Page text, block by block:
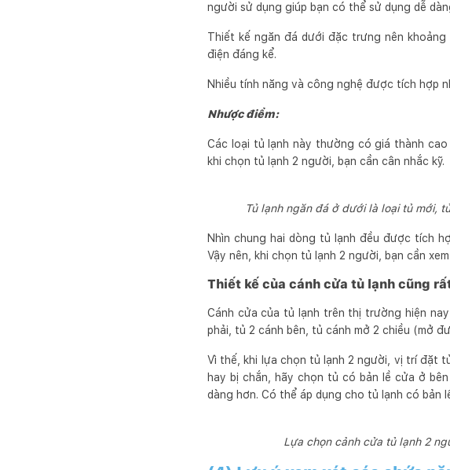
người sử dụng giúp bạn có thể sử dụng dễ
Thiết kế ngăn đá dưới đặc trưng nên
điện đáng kể.
Nhiều tính năng và công nghệ được tích hợp
Nhược điểm:
Các loại tủ lạnh này thường có giá thành
khi chọn tủ lạnh 2 người, bạn cần cân nhắc kỹ.
Tủ lạnh ngăn đá ở dưới là loại tủ mới,
Nhìn chung hai dòng tủ lạnh đều được tích
Vậy nên, khi chọn tủ lạnh 2 người, bạn cần
Thiết kế của cánh cửa tủ lạnh cũng
Cánh cửa của tủ lạnh trên thị trường hiện
phải, tủ 2 cánh bên, tủ cánh mở 2 chiều (mở
Vì thế, khi lựa chọn tủ lạnh 2 người, vị trí đặt
hay bị chắn, hãy chọn tủ có bản lề cửa ở
dàng hơn. Có thể áp dụng cho tủ lạnh có bản
Lựa chọn cảnh cửa tủ lạnh 2